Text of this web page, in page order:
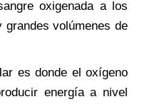
oxigenada a los
volúmenes de
es donde el oxígeno
energía a nivel